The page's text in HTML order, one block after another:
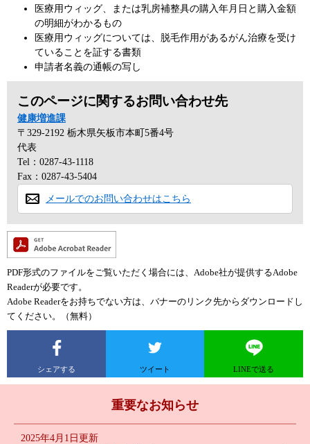
医療用ウィッグ、または乳房補整具の購入年月日と購入金額
の明細がわかるもの
医療用ウィッグについては、脱毛作用があるがん治療を受け
ていることを証する書類
申請者名義の通帳の写し
このページに関するお問い合わせ先
健康増進課
〒329-2192 栃木県矢板市本町5番4号
代表
Tel：0287-43-1118
Fax：0287-43-5404
メールでのお問い合わせはこちら
PDF形式のファイルをご覧いただく場合には、Adobe社が提供するAdobe
Readerが必要です。
Adobe Readerをお持ちでない方は、バナーのリンク先からダウンロードし
てください。（無料）
シェアする ツイート LINEで送る
重要なお知らせ
2025年4月1日更新